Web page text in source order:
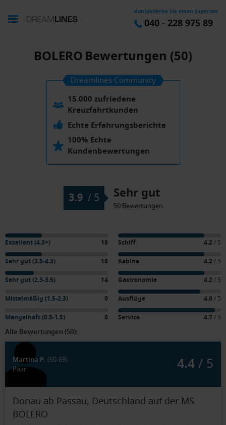
Kontaktieren Sie einen Experten
040 - 228 975 89
BOLEROBewertungen (50)
Dreamlines Community
15.000 zufriedene
Kreuzfahrtkunden
Echte Erfahrungsberichte
100% Echte
Kundenbewertungen
3.9 / 5 Sehr gut
50 Bewertungen
Exzellent (4.3+) 18
Sehr gut (3.5-4.3) 18
Sehr gut (2.3-3.5) 14
Mittelmäßig (1.5-2.3) 0
Mangelhaft (0.5-1.5) 0
Schiff 4.2/ 5
Kabine 4.2/ 5
Gastronomie 4.2/ 5
Ausflüge 4.0 / 5
Service 4.7/ 5
Alle Bewertungen (50):
Martina P. (60-69)
Paar
4.4/ 5
Donau ab Passau, Deutschland auf der MS
BOLERO